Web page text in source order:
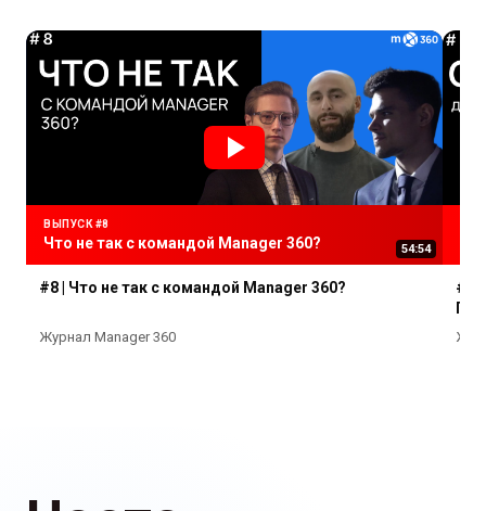
54:54
ВЫПУСК #8
Что не так с командой Manager 360?
#8 | Что не так с командой Manager 360?
Журнал Manager 360
#3